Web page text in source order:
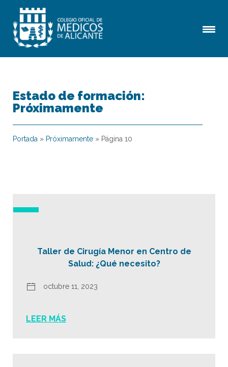
Estado de formación:
Próximamente
Portada » Próximamente » Página 10
Taller de Cirugía Menor en Centro de
Salud: ¿Qué necesito?
octubre 11, 2023
LEER MÁS